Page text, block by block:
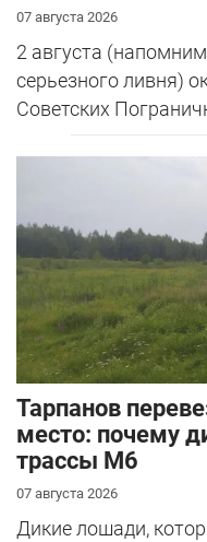
07 августа 2026
2 августа
серьезного ливня)
Советских
Тарпанов
место: почему
трассы М6
07 августа 2026
Дикие лошади,